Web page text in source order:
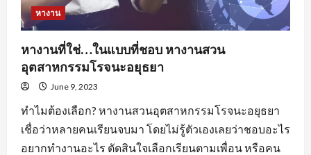
หางาน
หางานที่ใช่…ในแบบที่ชอบ หางานสวน
อุตสาหกรรมโรจนะอยุธยา
June 9, 2023
ทำไมต้องเลือก? หางานสวนอุตสาหกรรมโรจนะอยุธยา
เชื่อว่าหลายคนเรียนจบมา โดยไม่รู้ตัวเองเลยว่าชอบอะไร
อยากทำงานอะไร ตัดสินใจเลือกเรียนตามเพื่อน หรือคน